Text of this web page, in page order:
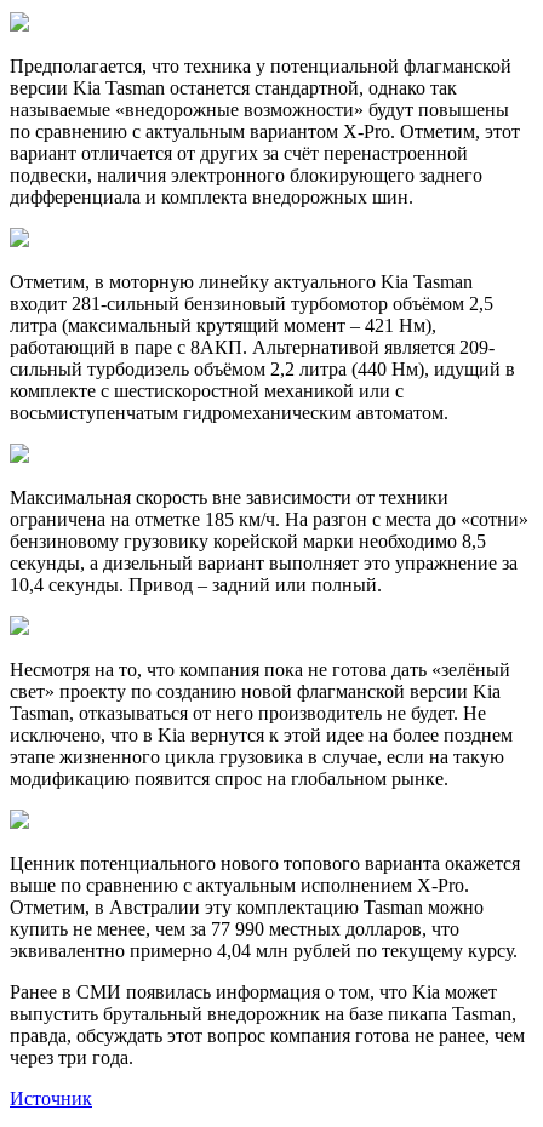
Предполагается, что техника у потенциальной флагманской
версии Kia Tasman останется стандартной, однако так
называемые «внедорожные возможности» будут повышены
по сравнению с актуальным вариантом X-Pro. Отметим, этот
вариант отличается от других за счёт перенастроенной
подвески, наличия электронного блокирующего заднего
дифференциала и комплекта внедорожных шин.
Отметим, в моторную линейку актуального Kia Tasman
входит 281-сильный бензиновый турбомотор объёмом 2,5
литра (максимальный крутящий момент – 421 Нм),
работающий в паре с 8АКП. Альтернативой является 209-
сильный турбодизель объёмом 2,2 литра (440 Нм), идущий в
комплекте с шестискоростной механикой или с
восьмиступенчатым гидромеханическим автоматом.
Максимальная скорость вне зависимости от техники
ограничена на отметке 185 км/ч. На разгон с места до «сотни»
бензиновому грузовику корейской марки необходимо 8,5
секунды, а дизельный вариант выполняет это упражнение за
10,4 секунды. Привод – задний или полный.
Несмотря на то, что компания пока не готова дать «зелёный
свет» проекту по созданию новой флагманской версии Kia
Tasman, отказываться от него производитель не будет. Не
исключено, что в Kia вернутся к этой идее на более позднем
этапе жизненного цикла грузовика в случае, если на такую
модификацию появится спрос на глобальном рынке.
Ценник потенциального нового топового варианта окажется
выше по сравнению с актуальным исполнением X-Pro.
Отметим, в Австралии эту комплектацию Tasman можно
купить не менее, чем за 77 990 местных долларов, что
эквивалентно примерно 4,04 млн рублей по текущему курсу.
Ранее в СМИ появилась информация о том, что Kia может
выпустить брутальный внедорожник на базе пикапа Tasman,
правда, обсуждать этот вопрос компания готова не ранее, чем
через три года.
Источник